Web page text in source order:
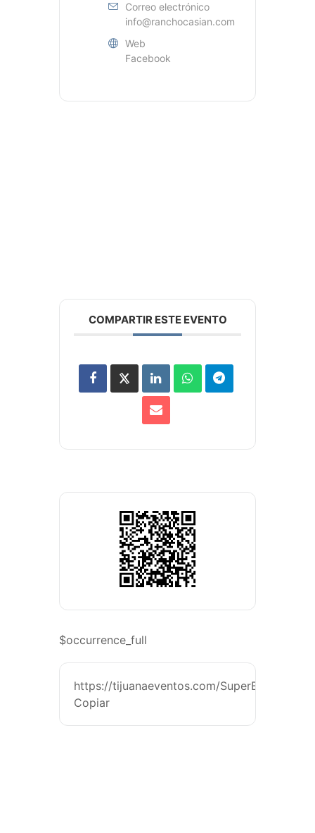
Correo electrónico
info@ranchocasian.com
Web
Facebook
COMPARTIR ESTE EVENTO
$occurrence_full
https://tijuanaeventos.com/SuperBullTj26
Copiar